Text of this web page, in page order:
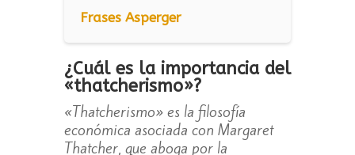
Frases Asperger
¿Cuál es la importancia del
«thatcherismo»?
«Thatcherismo» es la filosofía
económica asociada con Margaret
Thatcher, que aboga por la